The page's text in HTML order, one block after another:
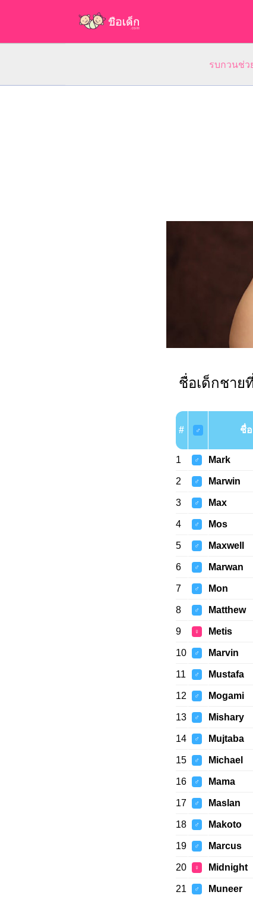
รบกวนช่
ชื่อเด็กชาย
# ♂ ชื่อ
1 ♂ Mark
2 ♂ Marwin
3 ♂ Max
4 ♂ Mos
5 ♂ Maxwell
6 ♂ Marwan
7 ♂ Mon
8 ♂ Matthew
9 ♀ Metis
10 ♂ Marvin
11 ♂ Mustafa
12 ♂ Mogami
13 ♂ Mishary
14 ♂ Mujtaba
15 ♂ Michael
16 ♂ Mama
17 ♂ Maslan
18 ♂ Makoto
19 ♂ Marcus
20 ♀ Midnight
21 ♂ Muneer